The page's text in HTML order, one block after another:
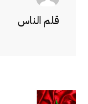
قلم الناس